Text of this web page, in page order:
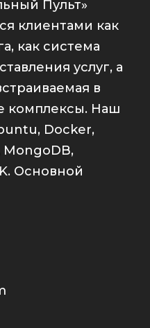
Пульт»
клиентами как
как система
услуг, а
в
комплексы. Наш
Docker,
MongoDB,
Основной